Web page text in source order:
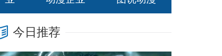
今日推荐